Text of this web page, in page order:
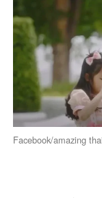
Facebook/amazing